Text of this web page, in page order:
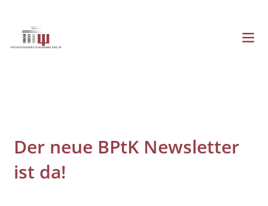
Inhalt
Menü
Der neue BPtK Newsletter
ist da!